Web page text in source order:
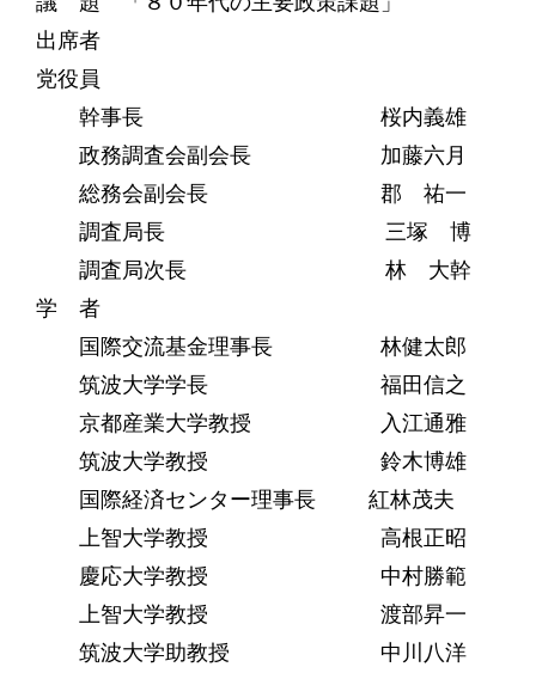
出席者
党役員
幹事長 桜内義雄
政務調査会副会長 加藤六月
総務会副会長 郡 祐一
調査局長 三塚 博
調査局次長 林 大幹
学 者
国際交流基金理事長 林健太郎
筑波大学学長 福田信之
京都産業大学教授 入江通雅
筑波大学教授 鈴木博雄
国際経済センター理事長 紅林茂夫
上智大学教授 高根正昭
慶応大学教授 中村勝範
上智大学教授 渡部昇一
筑波大学助教授 中川八洋